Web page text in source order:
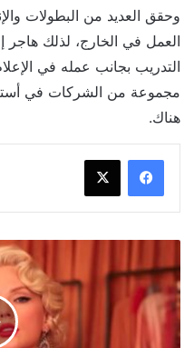
وحقق العديد من البطولات
العمل في الخارج، لذلك هاجر
التدريب بجانب عمله في
مجموعة من الشركات في
هناك.
هو
موقف
تايلور
سويفت